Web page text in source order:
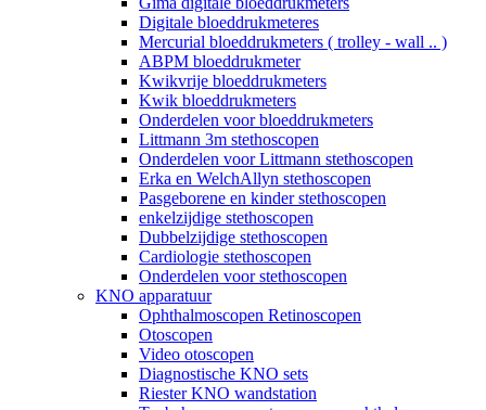
Digitale bloeddrukmeteres
Mercurial bloeddrukmeters ( trolley - wall .. )
ABPM bloeddrukmeter
Kwikvrije bloeddrukmeters
Kwik bloeddrukmeters
Onderdelen voor bloeddrukmeters
Littmann 3m stethoscopen
Onderdelen voor Littmann stethoscopen
Erka en WelchAllyn stethoscopen
Pasgeborene en kinder stethoscopen
enkelzijdige stethoscopen
Dubbelzijdige stethoscopen
Cardiologie stethoscopen
Onderdelen voor stethoscopen
KNO apparatuur
Ophthalmoscopen Retinoscopen
Otoscopen
Video otoscopen
Diagnostische KNO sets
Riester KNO wandstation